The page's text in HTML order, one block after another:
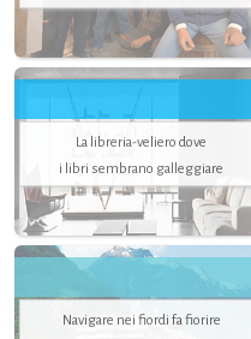
La libreria-veliero dove
i libri sembrano galleggiare
Navigare nei fiordi fa fiorire